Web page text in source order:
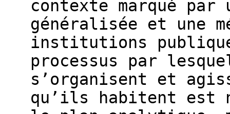
contexte marqué
généralisée et une
institutions
processus par
s’organisent et
qu’ils habitent est